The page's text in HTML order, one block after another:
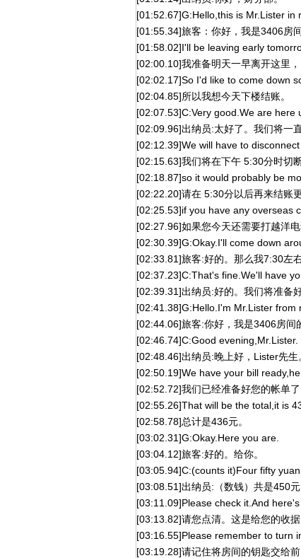
[01:52.67]G:Hello,this is Mr.Lister in
[01:55.34]旅客：你好，我是3406房
[01:58.02]I'll be leaving early
[02:00.10]我准备明天一早离开这里，
[02:02.17]So I'd like to come down
[02:04.85]所以我想今天下楼结账。
[02:07.53]C:Very good.We are here
[02:09.96]出纳员:太好了。我们将一
[02:12.39]We will have to
[02:15.63]我们将在下午 5:30分时切
[02:18.87]so it would probably be
[02:22.20]请在 5:30分以后再来结账
[02:25.53]if you have any overseas
[02:27.96]如果您今天还需要打越洋
[02:30.39]G:Okay.I'll come down
[02:33.81]旅客:好的。那么我7:30左
[02:37.23]C:That's fine.We'll have
[02:39.31]出纳员:好的。我们将准备
[02:41.38]G:Hello.I'm Mr.Lister from
[02:44.06]旅客:你好，我是3406房间
[02:46.74]C:Good evening,Mr.Lister.
[02:48.46]出纳员:晚上好，Lister先生
[02:50.19]We have your bill
[02:52.72]我们已经准备好您的帐单了
[02:55.26]That will be the total,it is
[02:58.78]总计是436元。
[03:02.31]G:Okay.Here you are.
[03:04.12]旅客:好的。给你。
[03:05.94]C:(counts it)Four fifty
[03:08.51]出纳员:（数钱）共是450
[03:11.09]Please check it.And here's
[03:13.82]请您点清。这是给您的收据
[03:16.55]Please remember to turn
[03:19.28]请记住将房间的钥匙交给前